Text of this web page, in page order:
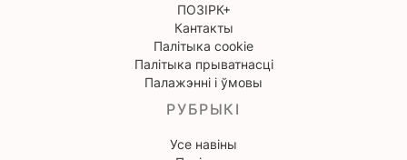
ПОЗІРК+
Кантакты
Палітыка cookie
Палітыка прыватнасці
Палажэнні і ўмовы
РУБРЫКІ
Усе навіны